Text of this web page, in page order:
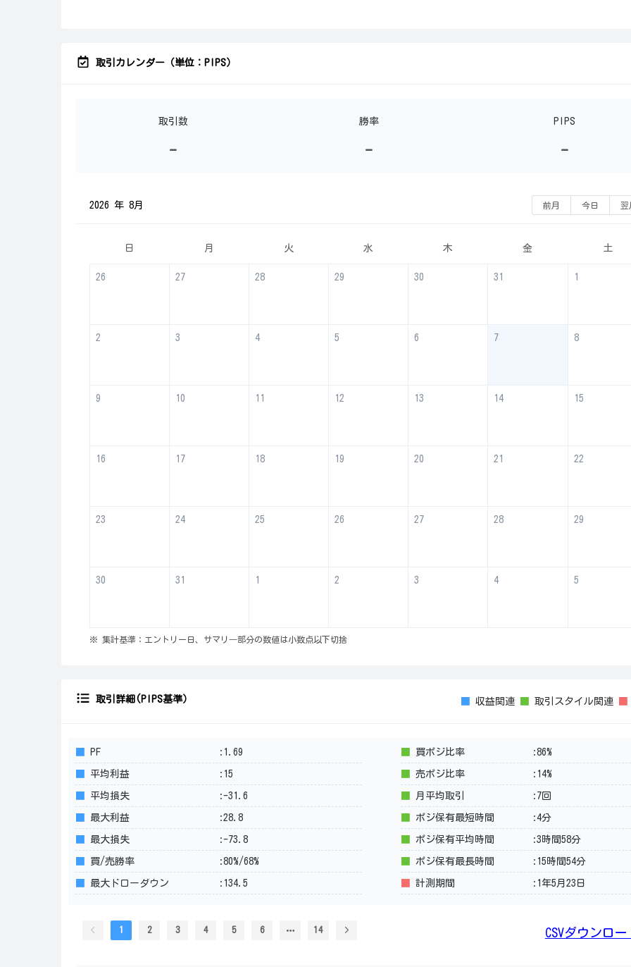
取引カレンダー（単位：PIPS）
取引数
-
勝率
-
PIPS
-
2026 年 8月 前月 今日 翌
日 月 火 水 木 金 土
26 27 28 29 30 31 1
2 3 4 5 6 7 8
9 10 11 12 13 14 15
16 17 18 19 20 21 22
23 24 25 26 27 28 29
30 31 1 2 3 4 5
※ 集計基準：エントリー日、サマリ―部分の数値は小数点以下切捨
取引詳細(PIPS基準） 収益関連 取引スタイル関連
PF :1.69
平均利益 :15
平均損失 :-31.6
最大利益 :28.8
最大損失 :-73.8
買/売勝率 :80%/68%
最大ドローダウン :134.5
買ポジ比率 :86%
売ポジ比率 :14%
月平均取引 :7回
ポジ保有最短時間 :4分
ポジ保有平均時間 :3時間58分
ポジ保有最長時間 :15時間54分
計測期間 :1年5月23日
1 2 3 4 5 6 14 CSVダウンロー